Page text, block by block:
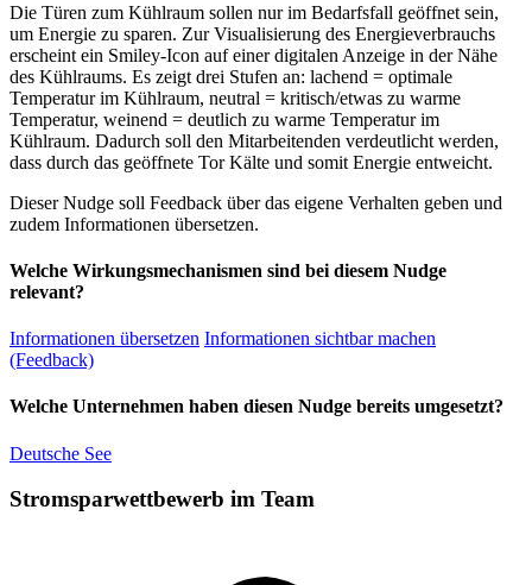
Die Türen zum Kühlraum sollen nur im Bedarfsfall geöffnet sein,
um Energie zu sparen. Zur Visualisierung des Energieverbrauchs
erscheint ein Smiley-Icon auf einer digitalen Anzeige in der Nähe
des Kühlraums. Es zeigt drei Stufen an: lachend = optimale
Temperatur im Kühlraum, neutral = kritisch/etwas zu warme
Temperatur, weinend = deutlich zu warme Temperatur im
Kühlraum. Dadurch soll den Mitarbeitenden verdeutlicht werden,
dass durch das geöffnete Tor Kälte und somit Energie entweicht.
Dieser Nudge soll Feedback über das eigene Verhalten geben und
zudem Informationen übersetzen.
Welche Wirkungsmechanismen sind bei diesem Nudge
relevant?
Informationen übersetzen Informationen sichtbar machen
(Feedback)
Welche Unternehmen haben diesen Nudge bereits umgesetzt?
Deutsche See
Stromsparwettbewerb im Team